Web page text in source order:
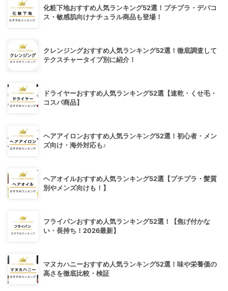
化粧下地おすすめ人気ランキング52選！プチプラ・デパコ
ス・敏感肌向けナチュラル商品も登場！
クレンジングおすすめ人気ランキング52選！徹底調査して
テクスチャータイプ別に紹介！
ドライヤーおすすめ人気ランキング52選【速乾・くせ毛・
コスパ商品】
ヘアアイロンおすすめ人気ランキング52選！初心者・メン
ズ向け・海外対応も♪
ヘアオイルおすすめ人気ランキング52選【プチプラ・髪質
別やメンズ向けも！】
フライパンおすすめ人気ランキング52選！【焦げ付かな
い・長持ち！2026最新】
マヌカハニーおすすめ人気ランキング52選！味や栄養価の
高さを徹底比較・検証